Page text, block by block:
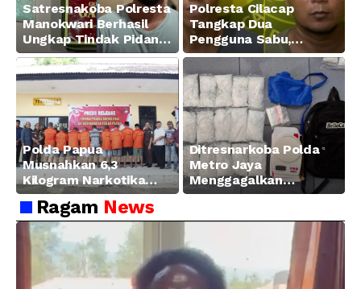
Satresnakoba Polresta
Manokwari Berhasil
Ungkap Tindak Pidana
Narkotika Golongan I
Jenis Sabu di Jalan
Swapen Perkebunan
Manokwari
Polresta Cilacap
Tangkap Dua
Pengguna Sabu,
Amankan Paket 0,34
Gram
Polda Papua
Musnahkan 6,3
Kilogram Narkotika
Hasil Pengungkapan
Jaringan Lintas
Wilayah Februari 2026
Ditresnarkoba Polda
Metro Jaya
Menggagalkan
Peredaran Sabu 5,3 Kg
Ragam News